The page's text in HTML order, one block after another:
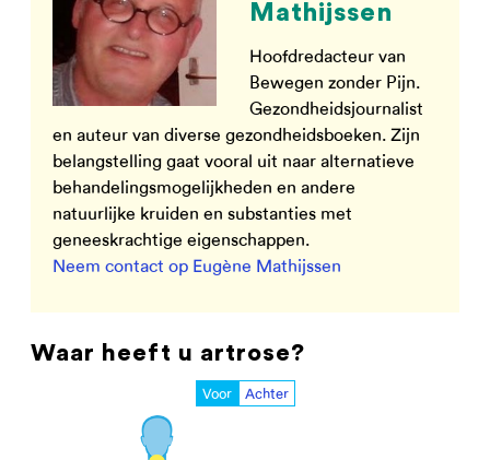
Mathijssen
Hoofdredacteur van
Bewegen zonder Pijn.
Gezondheidsjournalist
en auteur van diverse gezondheidsboeken. Zijn
belangstelling gaat vooral uit naar alternatieve
behandelingsmogelijkheden en andere
natuurlijke kruiden en substanties met
geneeskrachtige eigenschappen.
Neem contact op Eugène Mathijssen
Waar heeft u artrose?
Voor Achter